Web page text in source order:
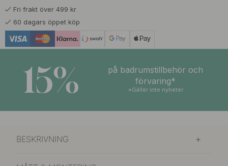
Gryningsljus
Kalfjäll 357 kr 419 kr
Kåda 357 kr
Norrsken 357 kr 419 kr
419 kr
Fri frakt över 499 kr
60 dagars öppet köp
15%
på badrumstillbehör och
förvaring*
*Gäller inte nyheter
BESKRIVNING